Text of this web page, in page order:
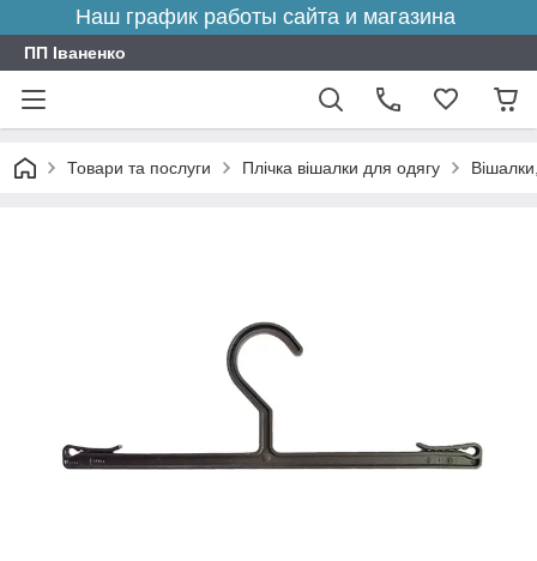
Наш график работы сайта и магазина
ПП Іваненко
Товари та послуги Плічка вішалки для одягу